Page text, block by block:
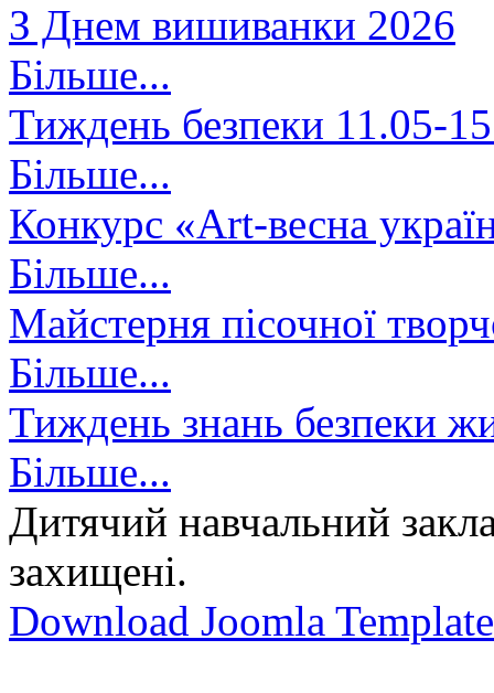
З Днем вишиванки 2026
Більше...
Тиждень безпеки 11.05-
Більше...
Конкурс «Art-весна
Більше...
Майстерня пісочної
Більше...
Тиждень знань безпеки
Більше...
Дитячий навчальний
захищені.
Download Joomla